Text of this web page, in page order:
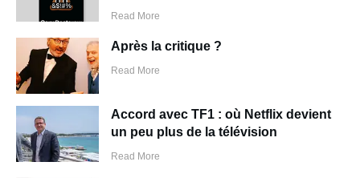
Read More
Après la critique ?
Read More
Accord avec TF1 : où Netflix devient
un peu plus de la télévision
Read More